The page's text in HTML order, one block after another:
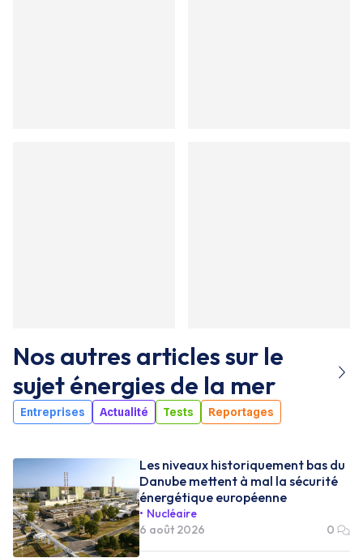
Nos autres articles sur le
sujeténergies de la mer
Entreprises Actualité Tests Reportages
Les niveaux historiquement bas du
Danube mettent à mal la sécurité
énergétique européenne
Nucléaire
6 août 2026
0